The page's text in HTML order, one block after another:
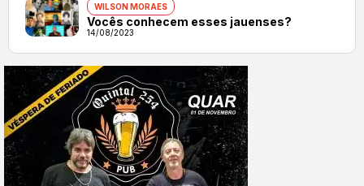
WILSON MORAES
Vocês conhecem esses jauenses?
14/08/2023